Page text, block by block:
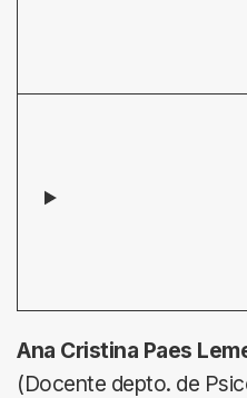
Ana Cristina Paes
(Docente depto. de